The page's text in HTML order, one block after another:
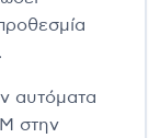
αυτόματα
στην